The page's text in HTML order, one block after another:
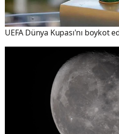
UEFA Dünya Kupası'nı boykot